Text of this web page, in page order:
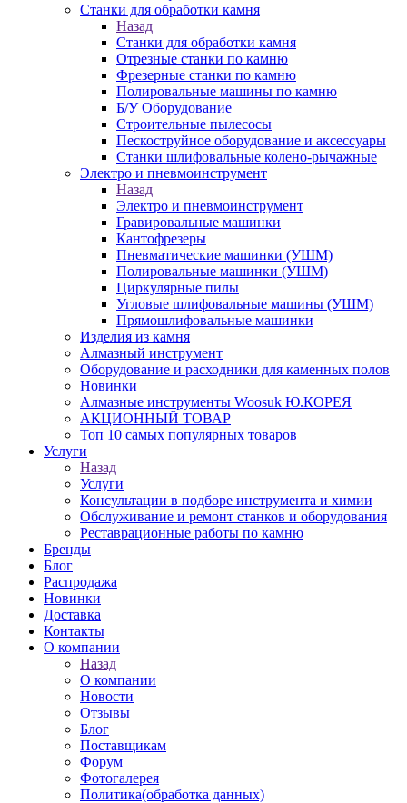
Станки для обработки камня
Назад
Станки для обработки камня
Отрезные станки по камню
Фрезерные станки по камню
Полировальные машины по камню
Б/У Оборудование
Строительные пылесосы
Пескоструйное оборудование и аксессуары
Станки шлифовальные колено-рычажные
Электро и пневмоинструмент
Назад
Электро и пневмоинструмент
Гравировальные машинки
Кантофрезеры
Пневматические машинки (УШМ)
Полировальные машинки (УШМ)
Циркулярные пилы
Угловые шлифовальные машины (УШМ)
Прямошлифовальные машинки
Изделия из камня
Алмазный инструмент
Оборудование и расходники для каменных полов
Новинки
Алмазные инструменты Woosuk Ю.КОРЕЯ
АКЦИОННЫЙ ТОВАР
Топ 10 самых популярных товаров
Услуги
Назад
Услуги
Консультации в подборе инструмента и химии
Обслуживание и ремонт станков и оборудования
Реставрационные работы по камню
Бренды
Блог
Распродажа
Новинки
Доставка
Контакты
О компании
Назад
О компании
Новости
Отзывы
Блог
Поставщикам
Форум
Фотогалерея
Политика(обработка данных)